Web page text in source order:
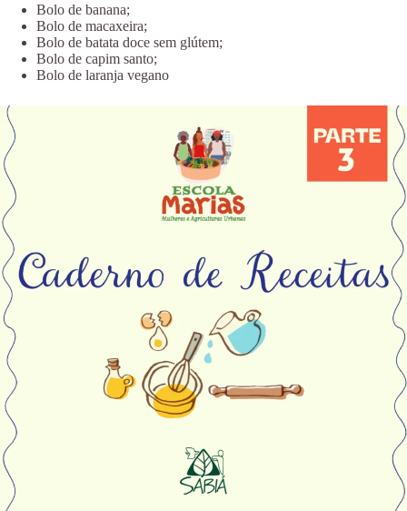
Bolo de banana;
Bolo de macaxeira;
Bolo de batata doce sem glútem;
Bolo de capim santo;
Bolo de laranja vegano